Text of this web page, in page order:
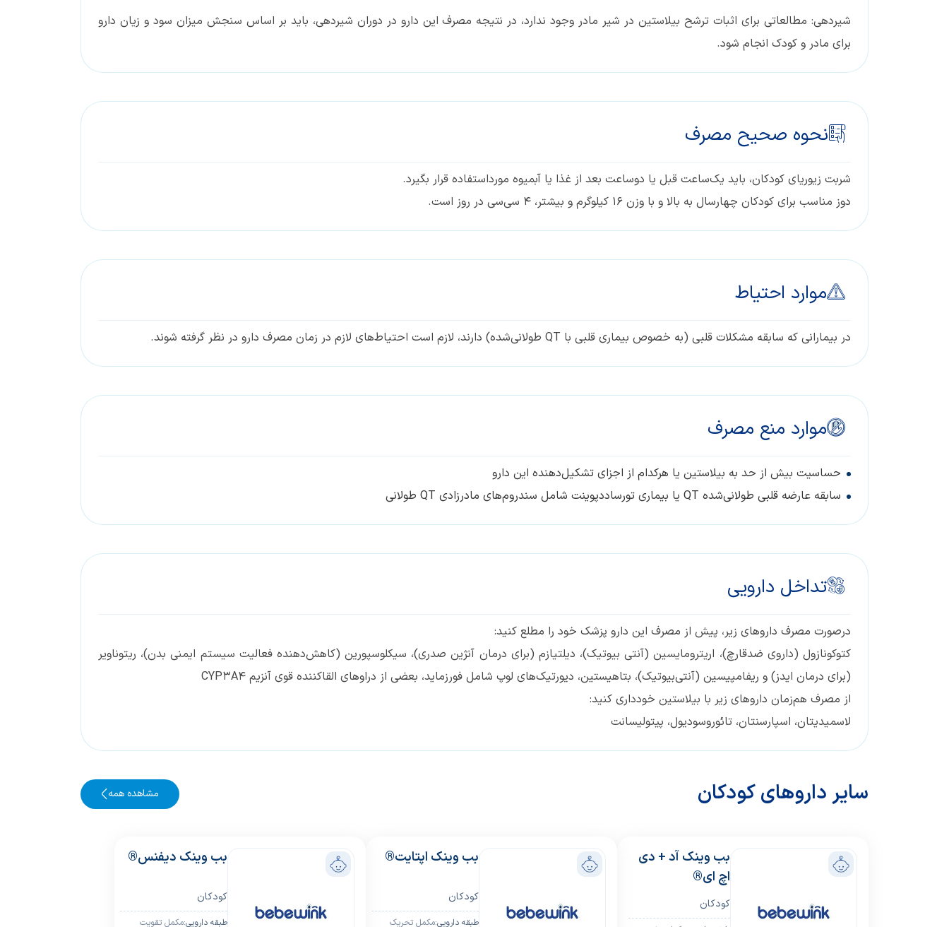
شیردهی: مطالعاتی برای اثبات ترشح بیلاستین در شیر مادر وجود ندارد، در نتیجه مصرف این دارو در دوران شیردهی، باید بر اساس سنجش میزان سود و زیان دارو
برای مادر و کودک انجام شود.
نحوه صحیح مصرف
شربت زیوریای کودکان، باید یک‌ساعت قبل یا دوساعت بعد از غذا یا آبمیوه مورداستفاده قرار بگیرد.
دوز مناسب برای کودکان چهارسال به بالا و با وزن ۱۶ کیلوگرم و بیشتر، ۴ سی‌سی در روز است.
موارد احتیاط
در بیمارانی که سابقه مشکلات قلبی (به خصوص بیماری قلبی با QT طولانی‌شده) دارند، لازم است احتیاط‌های لازم در زمان مصرف دارو در نظر گرفته شوند.
موارد منع مصرف
حساسیت بیش از حد به بیلاستین یا هرکدام از اجزای تشکیل‌دهنده این دارو
سابقه عارضه قلبی طولانی‌شده QT یا بیماری تورساد‌دپوینت شامل سندروم‌های مادرزادی QT طولانی
تداخل دارویی
درصورت مصرف داروهای زیر، پیش از مصرف این دارو پزشک خود را مطلع کنید:
کتوکونازول (داروی ضدقارچ)، اریترومایسین (آنتی بیوتیک)، دیلتیازم (برای درمان آنژین صدری)، سیکلوسپورین (کاهش‌دهنده فعالیت سیستم ایمنی بدن)، ریتوناویر
(برای درمان ایدز) و ریفامپیسین (آنتی‌بیوتیک)، بتاهیستین، دیورتیک‌های لوپ شامل فورزماید، بعضی از دراوهای القاکننده قوی آنزیم CYP3A4
از مصرف هم‌زمان داروهای زیر با بیلاستین خودداری کنید:
لاسمیدیتان، اسپارسنتان، تائوروسودیول، پیتولیسانت
سایر داروهای کودکان مشاهده همه
بب وینک آد + دی
اچ ای®
کودکان
بب وینک اپتایت®
کودکان
ﻃﺒﻘﻪ داروﯾﯽ:مکمل تحریک
بب وینک دیفنس®
کودکان
ﻃﺒﻘﻪ داروﯾﯽ:مکمل تقویت